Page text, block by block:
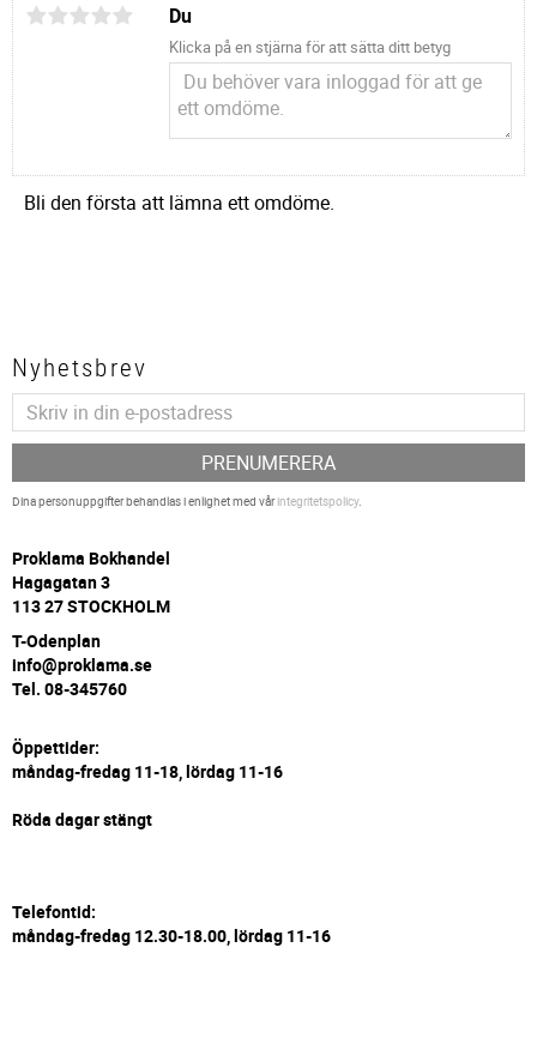
Du
Klicka på en stjärna för att sätta ditt betyg
Bli den första att lämna ett omdöme.
Nyhetsbrev
PRENUMERERA
Dina personuppgifter behandlas i enlighet med vårintegritetspolicy.
Proklama Bokhandel
Hagagatan 3
113 27 STOCKHOLM
T-Odenplan
info@proklama.se
Tel. 08-345760
Öppettider:
måndag-fredag 11-18, lördag 11-16
Röda dagar stängt
Telefontid:
måndag-fredag 12.30-18.00, lördag 11-16